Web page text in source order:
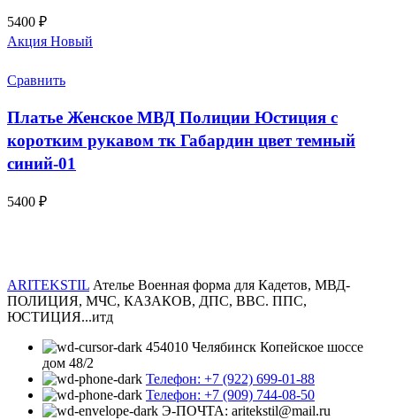
5400 ₽
Акция Новый
Сравнить
Платье Женское МВД Полиции Юстиция с
коротким рукавом тк Габардин цвет темный
синий-01
5400 ₽
ARITEKSTIL Ателье Военная форма для Кадетов, МВД-
ПОЛИЦИЯ, МЧС, КАЗАКОВ, ДПС, ВВС. ППС,
ЮСТИЦИЯ...итд
454010 Челябинск Копейское шоссе
дом 48/2
Телефон: +7 (922) 699-01-88
Телефон: +7 (909) 744-08-50
Э-ПОЧТА: aritekstil@mail.ru